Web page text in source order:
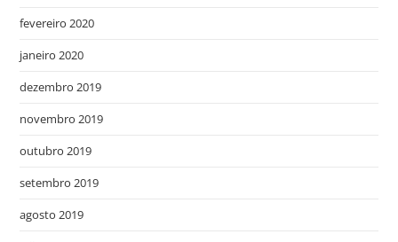
fevereiro 2020
janeiro 2020
dezembro 2019
novembro 2019
outubro 2019
setembro 2019
agosto 2019